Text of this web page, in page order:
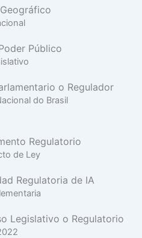
Público
o Regulador
do Brasil
Regulatorio
de Ley
Regulatoria de IA
Legislativo o Regulatorio